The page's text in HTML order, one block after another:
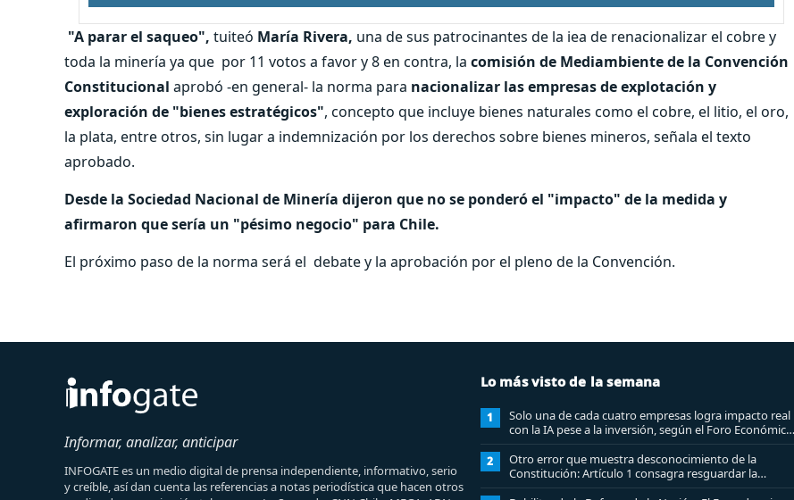
"A parar el saqueo", tuiteó María Rivera, una de sus patrocinantes de la iea de renacionalizar el cobre y
toda la minería ya que por 11 votos a favor y 8 en contra, la comisión de Mediambiente de la Convención
Constitucional aprobó -en general- la norma para nacionalizar las empresas de explotación y
exploración de "bienes estratégicos", concepto que incluye bienes naturales como el cobre, el litio, el oro,
la plata, entre otros, sin lugar a indemnización por los derechos sobre bienes mineros, señala el texto
aprobado.
Desde la Sociedad Nacional de Minería dijeron que no se ponderó el "impacto" de la medida y
afirmaron que sería un "pésimo negocio" para Chile.
El próximo paso de la norma será el debate y la aprobación por el pleno de la Convención.
Informar, analizar, anticipar
INFOGATE es un medio digital de prensa independiente, informativo, serio
y creíble, así dan cuenta las referencias a notas periodística que hacen otros
Lo más visto de la semana
1
Solo una de cada cuatro empresas logra impacto real
con la IA pese a la inversión, según el Foro Económico
Mundial
2
Otro error que muestra desconocimiento de la
Constitución: Artículo 1 consagra resguardar la
seguridad nacional y proteger a los ciudadanos